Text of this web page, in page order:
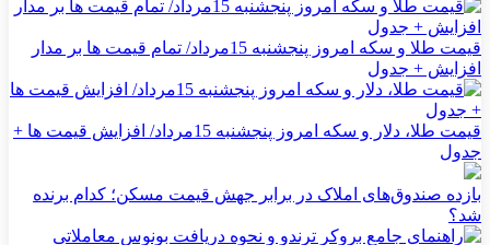
قیمت طلا و سکه امروز پنجشنبه 15مرداد/ تمام قیمت ها بر مدار
افزایش + جدول
قیمت طلا، دلار و سکه امروز پنجشنبه 15مرداد/ افزایش قیمت ها +
جدول
بازده صندوق‌های املاک در برابر جهش قیمت مسکن؛ کدام برنده
شد؟